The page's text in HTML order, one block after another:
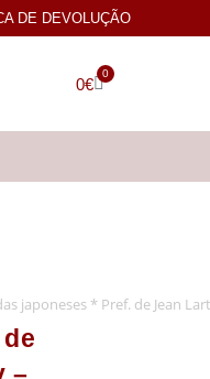
DE DEVOLUÇÃO
0€
0
japoneses * Pref. de Jean